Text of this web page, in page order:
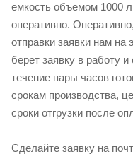
емкость объемом 1000
оперативно.
отправки заявки нам на
берет заявку в работу
течение пары часов
срокам производства,
сроки отгрузки после
Сделайте заявку на